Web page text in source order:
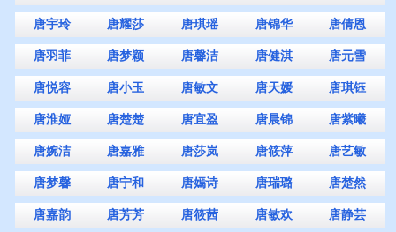
唐宇玲 唐耀莎 唐琪瑶 唐锦华 唐倩恩
唐羽菲 唐梦颖 唐馨洁 唐健淇 唐元雪
唐悦容 唐小玉 唐敏文 唐天媛 唐琪钰
唐淮娅 唐楚楚 唐宜盈 唐晨锦 唐紫曦
唐婉洁 唐嘉雅 唐莎岚 唐筱萍 唐艺敏
唐梦馨 唐宁和 唐嫣诗 唐瑞璐 唐楚然
唐嘉韵 唐芳芳 唐筱茜 唐敏欢 唐静芸